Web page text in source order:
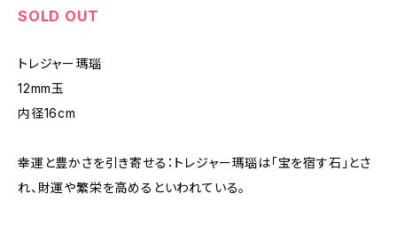
SOLD OUT
トレジャー瑪瑙
12mm玉
内径16cm
幸運と豊かさを引き寄せる：トレジャー瑪瑙は「宝を宿す石」とさ
れ、財運や繁栄を高めるといわれている。